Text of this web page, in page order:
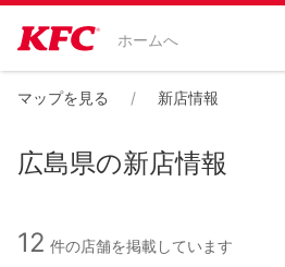
ホームへ
マップを見る 新店情報
広島県の新店情報
12 件の店舗を掲載しています